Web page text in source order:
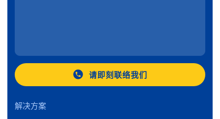
请即刻联络我们
解决方案